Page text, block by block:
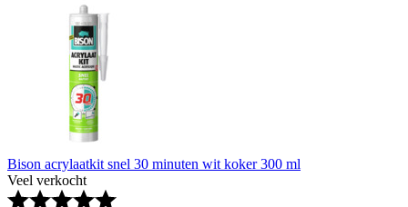
Bison acrylaatkit snel 30 minuten wit koker 300 ml
Veel verkocht